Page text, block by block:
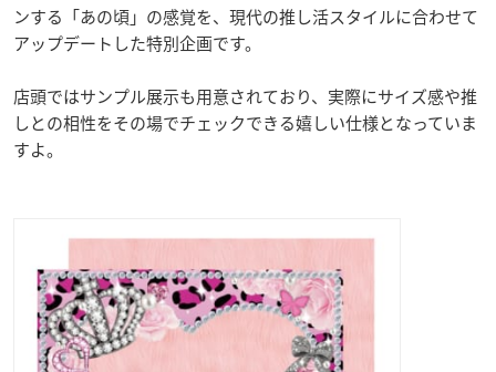
ンする「あの頃」の感覚を、現代の推し活スタイルに合わせて
アップデートした特別企画です。
店頭ではサンプル展示も用意されており、実際にサイズ感や推
しとの相性をその場でチェックできる嬉しい仕様となっていま
すよ。